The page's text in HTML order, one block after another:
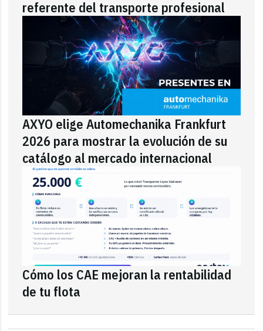
referente del transporte profesional
AXYO elige Automechanika Frankfurt
2026 para mostrar la evolución de su
catálogo al mercado internacional
Cómo los CAE mejoran la rentabilidad
de tu flota